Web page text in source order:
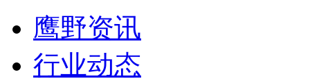
鹰野资讯
行业动态